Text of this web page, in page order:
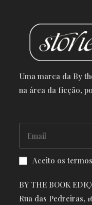
Uma marca da By
na área da ficção,
Aceito os
BY THE BOOK
Rua das Pedreiras,